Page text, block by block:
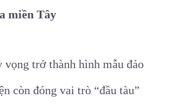
miền Tây
trở thành hình mẫu đảo
còn đóng vai trò “đầu tàu”